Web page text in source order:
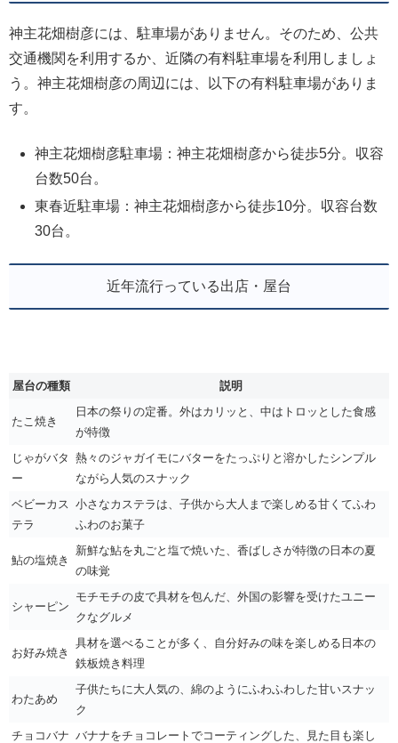
神主花畑樹彦には、駐車場がありません。そのため、公共
交通機関を利用するか、近隣の有料駐車場を利用しましょ
う。神主花畑樹彦の周辺には、以下の有料駐車場がありま
す。
神主花畑樹彦駐車場：神主花畑樹彦から徒歩5分。収容
台数50台。
東春近駐車場：神主花畑樹彦から徒歩10分。収容台数
30台。
近年流行っている出店・屋台
屋台の種類 説明
たこ焼き
日本の祭りの定番。外はカリッと、中はトロッとした食感
が特徴
じゃがバタ
ー
熱々のジャガイモにバターをたっぷりと溶かしたシンプル
ながら人気のスナック
ベビーカス
テラ
小さなカステラは、子供から大人まで楽しめる甘くてふわ
ふわのお菓子
鮎の塩焼き
新鮮な鮎を丸ごと塩で焼いた、香ばしさが特徴の日本の夏
の味覚
シャーピン
モチモチの皮で具材を包んだ、外国の影響を受けたユニー
クなグルメ
お好み焼き
具材を選べることが多く、自分好みの味を楽しめる日本の
鉄板焼き料理
わたあめ
子供たちに大人気の、綿のようにふわふわした甘いスナッ
ク
チョコバナ バナナをチョコレートでコーティングした、見た目も楽し